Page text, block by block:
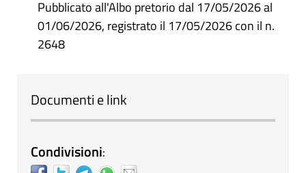
Pubblicato all'Albo pretorio dal 17/05/2026 al
01/06/2026, registrato il 17/05/2026 con il n.
2648
Documenti e link
Condivisioni: